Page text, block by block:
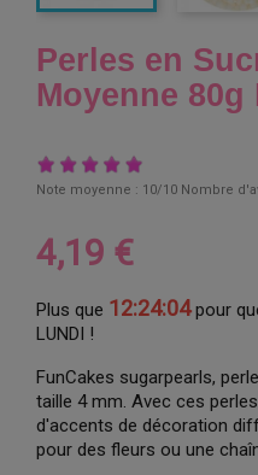
Perles en
Moyenne 80g
Note moyenne : 10/10 Nombre
4,19 €
Plus que 12:24:04pour
LUNDI !
FunCakes sugarpearls,
taille 4 mm. Avec ces
d'accents de décoration
pour des fleurs ou une